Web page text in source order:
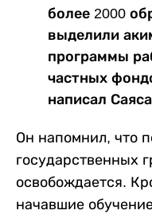
более 2000
выделили
программы
частных
написал
Он напомнил, что
государственных
освобождается.
начавшие